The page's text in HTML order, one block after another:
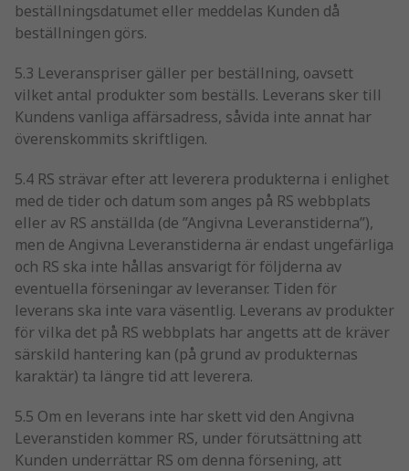
beställningsdatumet eller meddelas Kunden då
beställningen görs.
5.3 Leveranspriser gäller per beställning, oavsett
vilket antal produkter som beställs. Leverans sker till
Kundens vanliga affärsadress, såvida inte annat har
överenskommits skriftligen.
5.4 RS strävar efter att leverera produkterna i enlighet
med de tider och datum som anges på RS webbplats
eller av RS anställda (de ”Angivna Leveranstiderna”),
men de Angivna Leveranstiderna är endast ungefärliga
och RS ska inte hållas ansvarigt för följderna av
eventuella förseningar av leveranser. Tiden för
leverans ska inte vara väsentlig. Leverans av produkter
för vilka det på RS webbplats har angetts att de kräver
särskild hantering kan (på grund av produkternas
karaktär) ta längre tid att leverera.
5.5 Om en leverans inte har skett vid den Angivna
Leveranstiden kommer RS, under förutsättning att
Kunden underrättar RS om denna försening, att